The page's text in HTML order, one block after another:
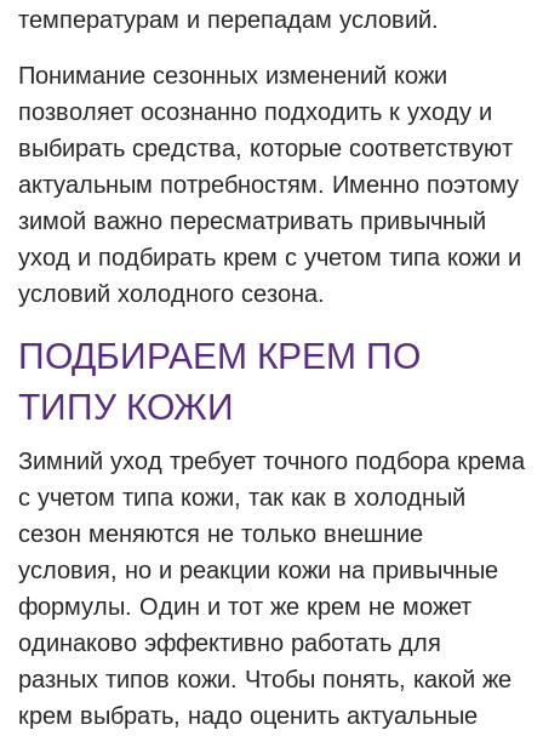
температурам и перепадам условий.
Понимание сезонных изменений кожи
позволяет осознанно подходить к уходу и
выбирать средства, которые соответствуют
актуальным потребностям. Именно поэтому
зимой важно пересматривать привычный
уход и подбирать крем с учетом типа кожи и
условий холодного сезона.
ПОДБИРАЕМ КРЕМ ПО
ТИПУ КОЖИ
Зимний уход требует точного подбора крема
с учетом типа кожи, так как в холодный
сезон меняются не только внешние
условия, но и реакции кожи на привычные
формулы. Один и тот же крем не может
одинаково эффективно работать для
разных типов кожи. Чтобы понять, какой же
крем выбрать, надо оценить актуальные